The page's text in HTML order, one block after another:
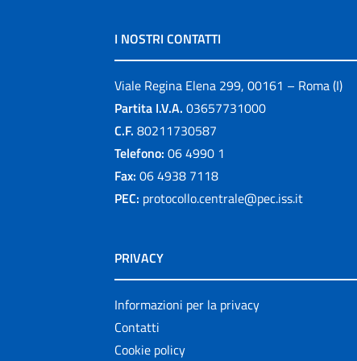
I NOSTRI CONTATTI
Viale Regina Elena 299, 00161 – Roma (I)
Partita I.V.A. 03657731000
C.F. 80211730587
Telefono: 06 4990 1
Fax: 06 4938 7118
PEC: protocollo.centrale@pec.iss.it
PRIVACY
Informazioni per la privacy
Contatti
Cookie policy